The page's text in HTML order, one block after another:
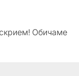
Обичаме